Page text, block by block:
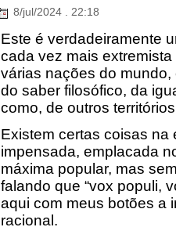
8/jul/2024 . 22:18
Este é verdadeiramente
cada vez mais
várias nações do
do saber filosófico, da
como, de outros
Existem certas coisas na
impensada, emplacada
máxima popular, mas
falando que “vox populi,
aqui com meus botões a
racional.